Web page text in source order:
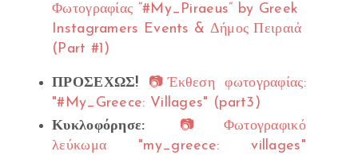
Φωτογραφίας “#My_Piraeus” by Greek
Instagramers Events & Δήμος Πειραιά
(Part #1)
ΠΡΟΣΕΧΩΣ!
📷Έκθεση φωτογραφίας:
"#My_Greece: Villages" (part3)
Κυκλοφόρησε:
📷Φωτογραφικό
λεύκωμα "my_greece: villages"